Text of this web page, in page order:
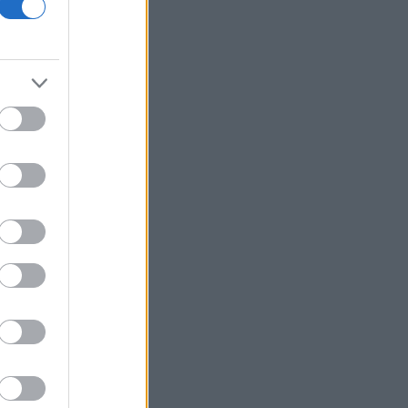
οικονομίας και οι κίνδυνοι της
επενδυτικής έκρηξης
εξουσίας εκθέτει τη χώρα διεθνώς»
Δικαστικό μπλόκο στην αίθουσα χορού
του Τραμπ στο Λευκό Οίκο
Μπάρκιν (Fed): «Τα στοιχεία για την
αγορά εργασίας συμβαδίζουν με τις
Καταβλήθηκαν 33,58 εκατ. ευρώ σε
67.746 δικαιούχους για την αγορά
λιπασμάτων
Ευρωαγορές: Η καλύτερη εβδομάδα
Stoxx 600
- Στο 100% η πληρότητα σε πολλά
δρομολόγια για Κυκλάδες